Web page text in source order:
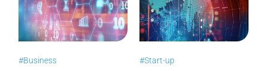
#Business #Start-up